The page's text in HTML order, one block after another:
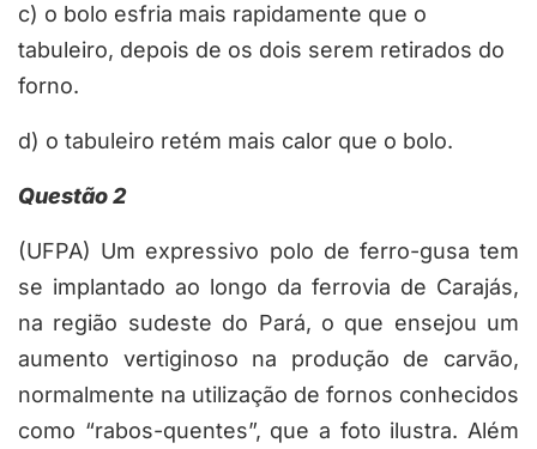
c) o bolo esfria mais rapidamente que o
tabuleiro, depois de os dois serem retirados do
forno.
d) o tabuleiro retém mais calor que o bolo.
Questão 2
(UFPA) Um expressivo polo de ferro-gusa tem
se implantado ao longo da ferrovia de Carajás,
na região sudeste do Pará, o que ensejou um
aumento vertiginoso na produção de carvão,
normalmente na utilização de fornos conhecidos
como “rabos-quentes”, que a foto ilustra. Além